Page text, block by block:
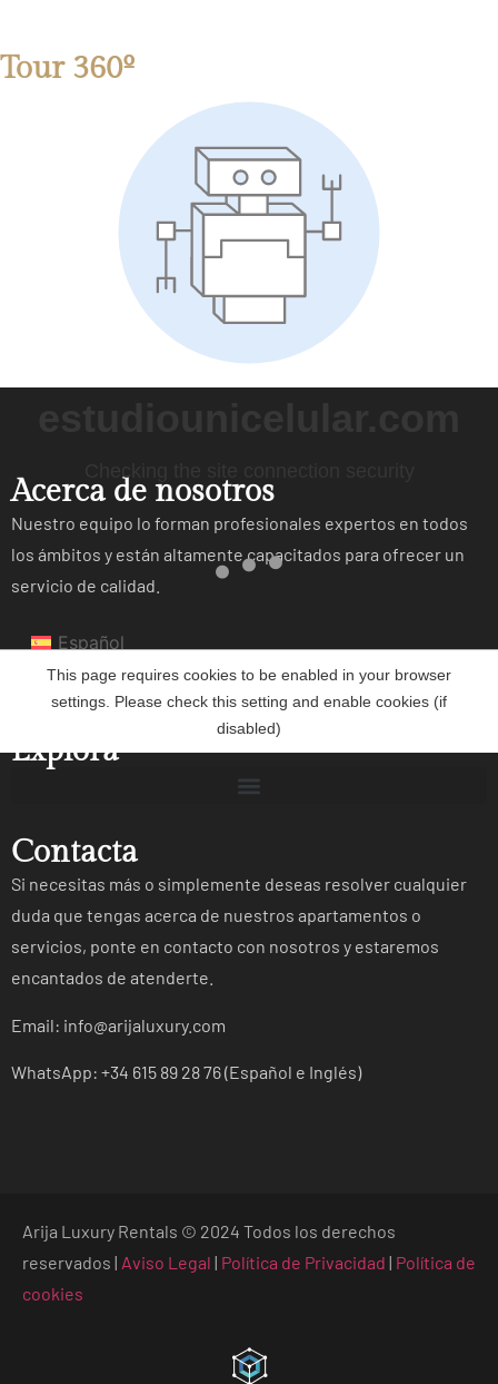
Tour 360º
Acerca de nosotros
Nuestro equipo lo forman profesionales expertos en todos
los ámbitos y están altamente capacitados para ofrecer un
servicio de calidad.
Español
Términos y condiciones de Venta
Explora
Contacta
Si necesitas más o simplemente deseas resolver cualquier
duda que tengas acerca de nuestros apartamentos o
servicios, ponte en contacto con nosotros y estaremos
encantados de atenderte.
Email: info@arijaluxury.com
WhatsApp: +34 615 89 28 76 (Español e Inglés)
Arija Luxury Rentals © 2024 Todos los derechos
reservados | Aviso Legal | Política de Privacidad | Política de
cookies